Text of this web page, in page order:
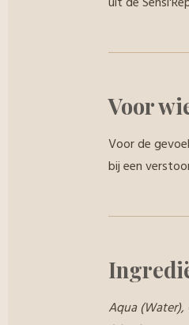
Voor
Voor de
bij een
Aqua (Water),